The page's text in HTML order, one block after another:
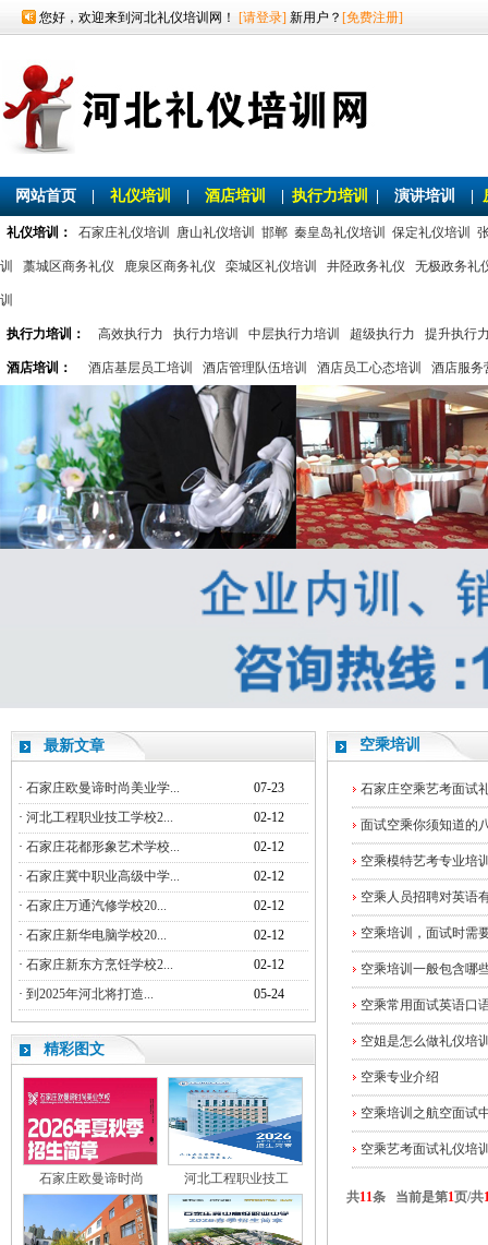
您好，欢迎来到河北礼仪培训网！ [请登录] 新用户？ [免费注册]
网站首页 礼仪培训 酒店培训 执行力培训 演讲培训
礼仪培训： 石家庄礼仪培训 唐山礼仪培训 邯郸 秦皇岛礼仪培训 保定礼仪培训
训 藁城区商务礼仪 鹿泉区商务礼仪 栾城区礼仪培训 井陉政务礼仪 无极政务礼
训
执行力培训： 高效执行力 执行力培训 中层执行力培训 超级执行力 提升执行
酒店培训： 酒店基层员工培训 酒店管理队伍培训 酒店员工心态培训 酒店服务
最新文章
· 石家庄欧曼谛时尚美业学...
07-23
· 河北工程职业技工学校2...
02-12
· 石家庄花都形象艺术学校...
02-12
· 石家庄冀中职业高级中学...
02-12
· 石家庄万通汽修学校20...
02-12
· 石家庄新华电脑学校20...
02-12
· 石家庄新东方烹饪学校2...
02-12
· 到2025年河北将打造... 05-24
精彩图文
石家庄欧曼谛时尚 河北工程职业技工
空乘培训
石家庄空乘艺考面试
面试空乘你须知道的
空乘模特艺考专业培
空乘人员招聘对英语
空乘培训，面试时需
空乘培训一般包含哪
空乘常用面试英语口
空姐是怎么做礼仪培
空乘专业介绍
空乘培训之航空面试
空乘艺考面试礼仪培
共11条 当前是第1页/共